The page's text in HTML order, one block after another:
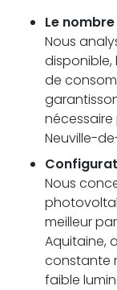
Le
Nous
de
nécessaire
Neuville-
Nous
meilleur
Aquitaine,
constante
faible